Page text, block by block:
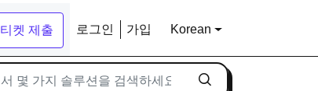
티켓 제출 로그인 가입 Korean